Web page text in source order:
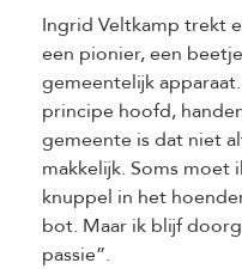
Ingrid Veltkamp trekt
een pionier, een
gemeentelijk
principe hoofd,
gemeente is dat niet
makkelijk. Soms moet
knuppel in het
bot. Maar ik blijf
passie”.